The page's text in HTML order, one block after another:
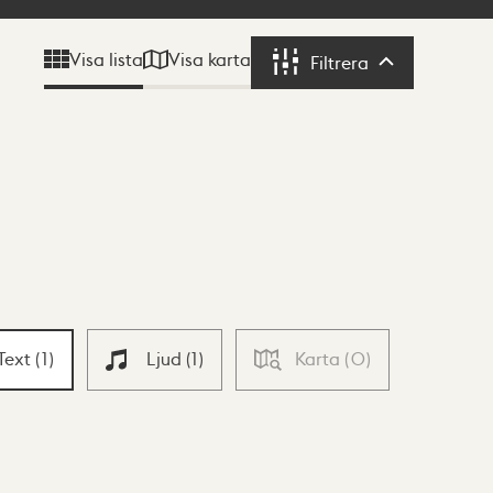
Visa lista Visa karta Filtrera Filtrera
(1) Ljud (1) Karta (0)